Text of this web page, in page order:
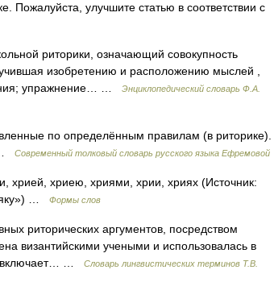
Пожалуйста, улучшите статью в соответствии с
риторики, означающий совокупность
изобретению и расположению мыслей ,
упражнение… …
Энциклопедический словарь Ф.А.
по определённым правилам (в риторике).
Современный толковый словарь русского языка Ефремовой
хрией, хриею, хриями, хрии, хриях (Источник:
…
Формы слов
риторических аргументов, посредством
византийскими учеными и использовалась в
включает… …
Словарь лингвистических терминов Т.В.